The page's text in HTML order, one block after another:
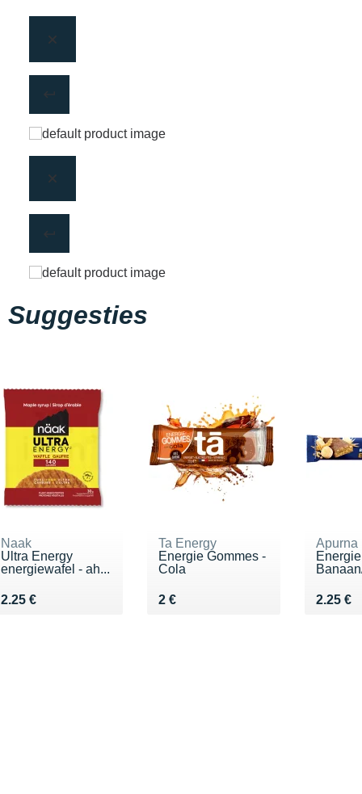
Suggesties
Naak
Ultra Energy
energiewafel - ah...
2.25 €
Vendu 2.25 €
Ta Energy
Energie Gommes -
Cola
2 €
Vendu 2 €
Apurna
2.25 €
Vendu